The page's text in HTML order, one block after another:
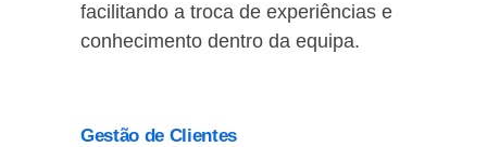
facilitando a troca de experiências e
conhecimento dentro da equipa.
Gestão de Clientes